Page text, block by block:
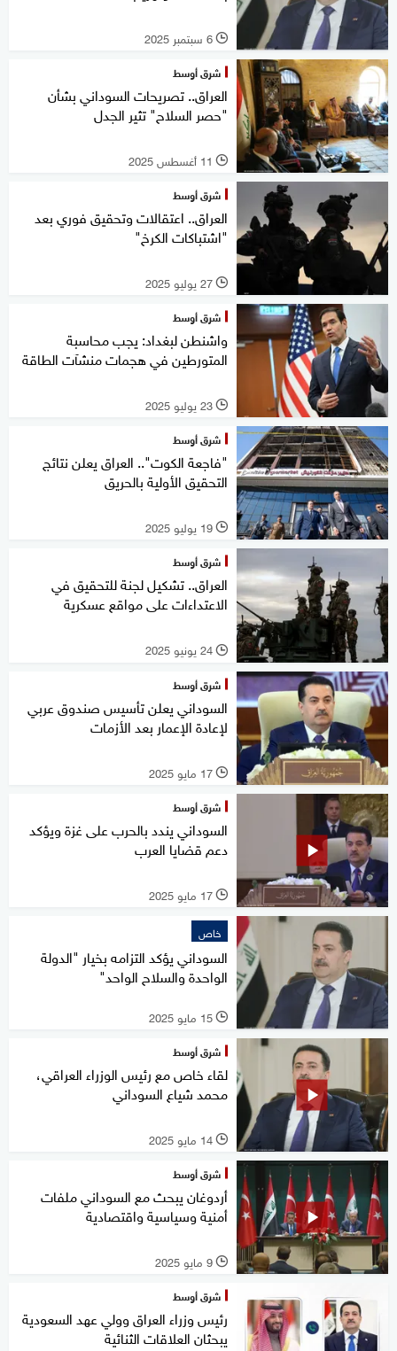
l 6 سبتمبر 2025
شرق أوسط
العراق.. تصريحات السوداني بشأن
"حصر السلاح" تثير الجدل
l 11 أغسطس 2025
شرق أوسط
العراق.. اعتقالات وتحقيق فوري بعد
"اشتباكات الكرخ"
l 27 يوليو 2025
شرق أوسط
واشنطن لبغداد: يجب محاسبة
المتورطين في هجمات منشآت الطاقة
l 23 يوليو 2025
شرق أوسط
"فاجعة الكوت".. العراق يعلن نتائج
التحقيق الأولية بالحريق
l 19 يوليو 2025
شرق أوسط
العراق.. تشكيل لجنة للتحقيق في
الاعتداءات على مواقع عسكرية
l 24 يونيو 2025
شرق أوسط
السوداني يعلن تأسيس صندوق عربي
لإعادة الإعمار بعد الأزمات
l 17 مايو 2025
شرق أوسط
السوداني يندد بالحرب على غزة ويؤكد
دعم قضايا العرب
l 17 مايو 2025
خاص
السوداني يؤكد التزامه بخيار "الدولة
الواحدة والسلاح الواحد"
l 15 مايو 2025
شرق أوسط
لقاء خاص مع رئيس الوزراء العراقي،
محمد شياع السوداني
l 14 مايو 2025
شرق أوسط
أردوغان يبحث مع السوداني ملفات
أمنية وسياسية واقتصادية
l 9 مايو 2025
شرق أوسط
رئيس وزراء العراق وولي عهد السعودية
يبحثان العلاقات الثنائية